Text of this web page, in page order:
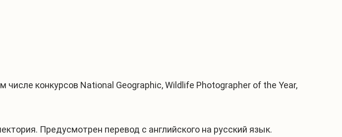
конкурсов National Geographic, Wildlife Photographer of the Year,
Предусмотрен перевод с английского на русский язык.